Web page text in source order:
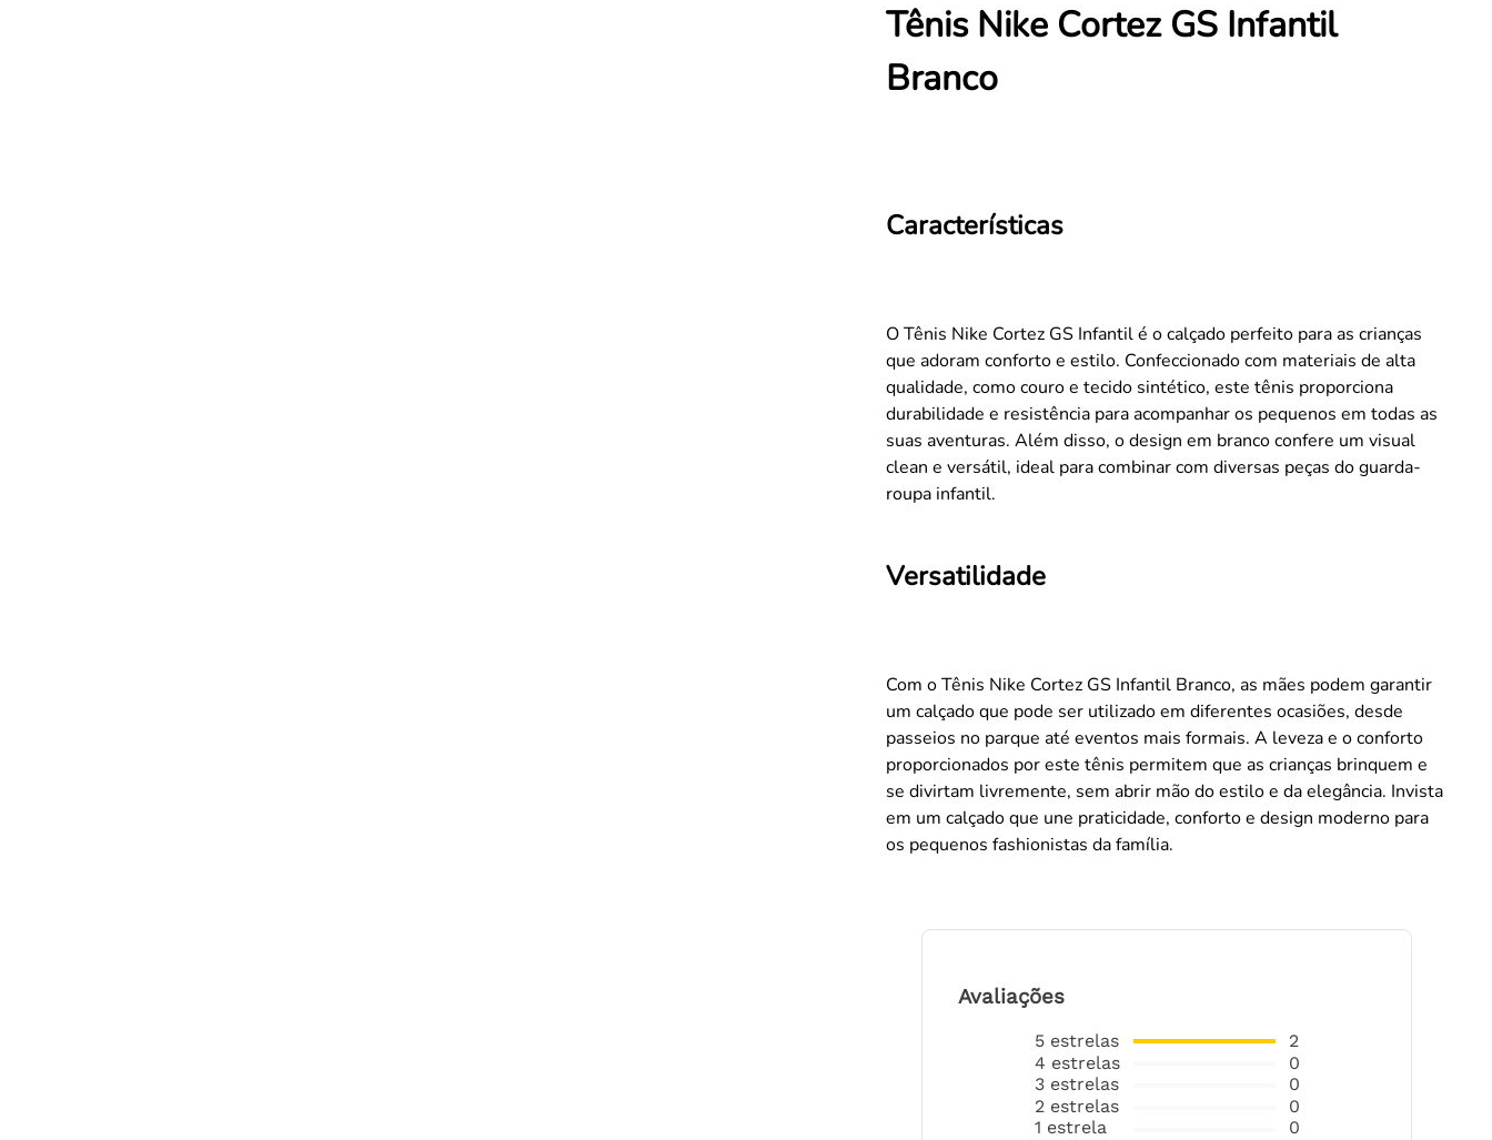
Tênis Nike Cortez GS Infantil
Branco
Características
O Tênis Nike Cortez GS Infantil é o calçado perfeito para as crianças
que adoram conforto e estilo. Confeccionado com materiais de alta
qualidade, como couro e tecido sintético, este tênis proporciona
durabilidade e resistência para acompanhar os pequenos em todas as
suas aventuras. Além disso, o design em branco confere um visual
clean e versátil, ideal para combinar com diversas peças do guarda-
roupa infantil.
Versatilidade
Com o Tênis Nike Cortez GS Infantil Branco, as mães podem garantir
um calçado que pode ser utilizado em diferentes ocasiões, desde
passeios no parque até eventos mais formais. A leveza e o conforto
proporcionados por este tênis permitem que as crianças brinquem e
se divirtam livremente, sem abrir mão do estilo e da elegância. Invista
em um calçado que une praticidade, conforto e design moderno para
os pequenos fashionistas da família.
Avaliações
5 estrelas
4 estrelas
3 estrelas
2 estrelas
1 estrela
2
0
0
0
0